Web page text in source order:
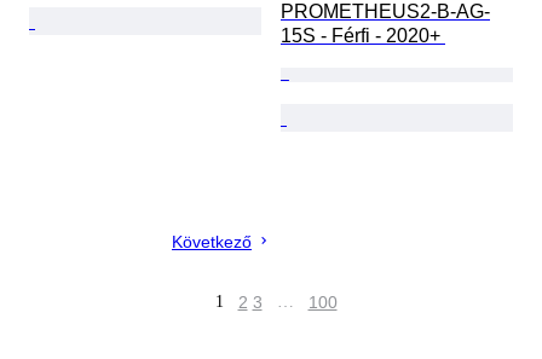
PROMETHEUS2-B-AG-
15S - Férfi - 2020+
Következő
1 2 3 … 100